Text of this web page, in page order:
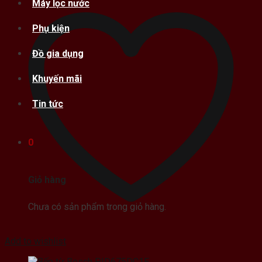
Máy lọc nước
Phụ kiện
Đồ gia dụng
Khuyến mãi
Tin tức
0
Giỏ hàng
Chưa có sản phẩm trong giỏ hàng.
Add to wishlist